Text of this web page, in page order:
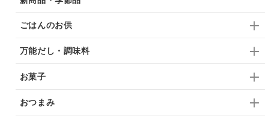
ごはんのお供
万能だし・調味料
お菓子
おつまみ